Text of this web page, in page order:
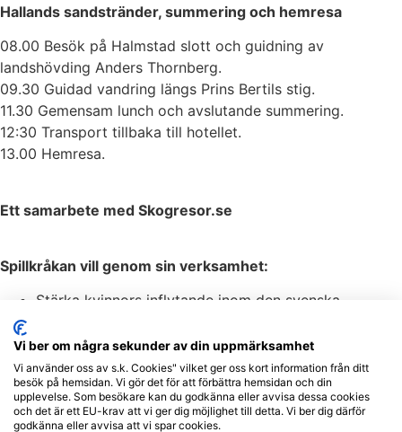
Hallands sandstränder, summering och hemresa
08.00 Besök på Halmstad slott och guidning av
landshövding Anders Thornberg.
09.30 Guidad vandring längs Prins Bertils stig.
11.30 Gemensam lunch och avslutande summering.
12:30 Transport tillbaka till hotellet.
13.00 Hemresa.
Ett samarbete med Skogresor.se
Spillkråkan vill genom sin verksamhet:
Stärka kvinnors inflytande inom den svenska
Öka kunskap och medvetenhet om hållbart
skogsbruk.
Bygga kvinnliga nätverk för kunskapsutveckling och
erfarenhetsutbyte.
Vi ber om några sekunder av din uppmärksamhet
Vi använder oss av s.k. Cookies" vilket ger oss kort information från ditt
besök på hemsidan. Vi gör det för att förbättra hemsidan och din
upplevelse. Som besökare kan du godkänna eller avvisa dessa cookies
och det är ett EU-krav att vi ger dig möjlighet till detta. Vi ber dig därför
godkänna eller avvisa att vi spar cookies.